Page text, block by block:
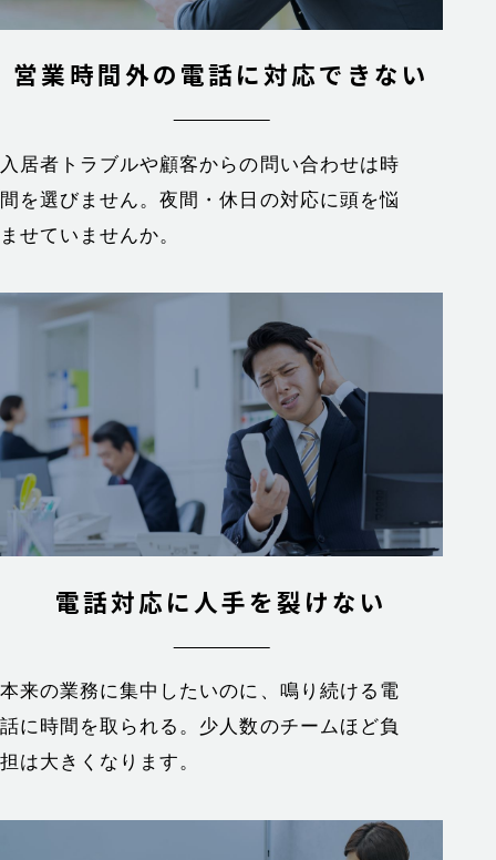
営業時間外の電話に対応できない
入居者トラブルや顧客からの問い合わせは時
間を選びません。夜間・休日の対応に頭を悩
ませていませんか。
電話対応に 人手を裂けない
本来の業務に集中したいのに、鳴り続ける電
話に時間を取られる。少人数のチームほど負
担は大きくなります。